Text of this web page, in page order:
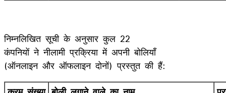
निम्नलिखित सूची के अनुसार कुल 22
कंपनियों ने नीलामी प्रक्रिया में अपनी बोलियाँ
(ऑनलाइन और ऑफलाइन दोनों) प्रस्तुत की हैं: